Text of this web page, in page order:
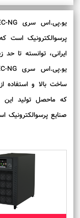
پرسوالکترونیک است
ایرانی، توانسته تا
ساخت بالا و
که ماحصل تولید این
صنایع پرسوالکترونیک